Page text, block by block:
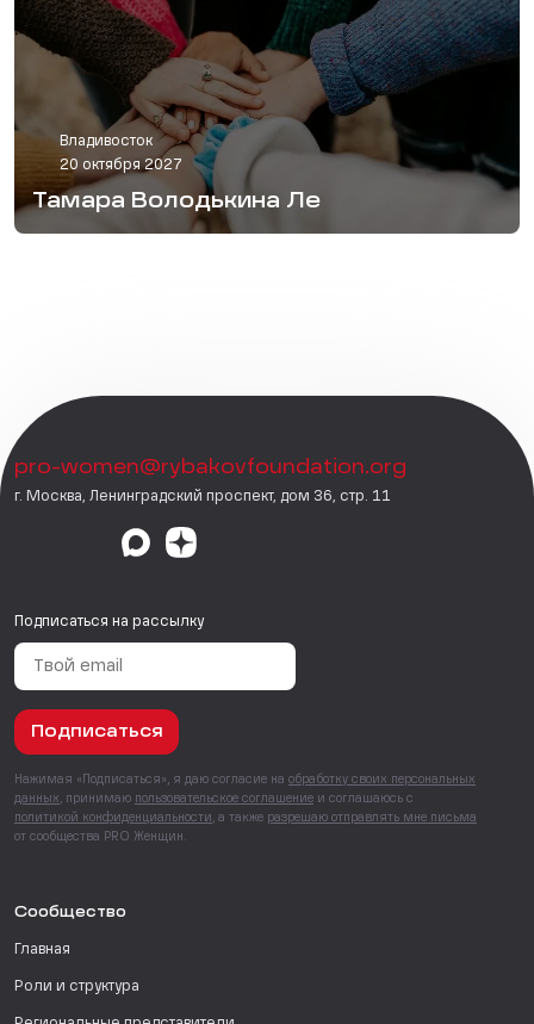
Владивосток
20 октября 2027
Тамара Володькина Ле
pro-women@rybakovfoundation.org
г. Москва, Ленинградский проспект, дом 36, стр. 11
Подписаться на рассылку
Подписаться
Нажимая «Подписаться», я даю согласие на обработку своих персональных
данных , принимаю пользовательское соглашение и соглашаюсь с
политикой конфиденциальности , а также разрешаю отправлять мне письма
от сообщества PRO Женщин.
Сообщество
Главная
Роли и структура